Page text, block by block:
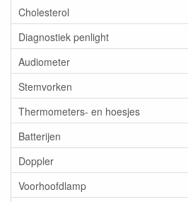
Cholesterol
Diagnostiek penlight
Audiometer
Stemvorken
Thermometers- en hoesjes
Batterijen
Doppler
Voorhoofdlamp